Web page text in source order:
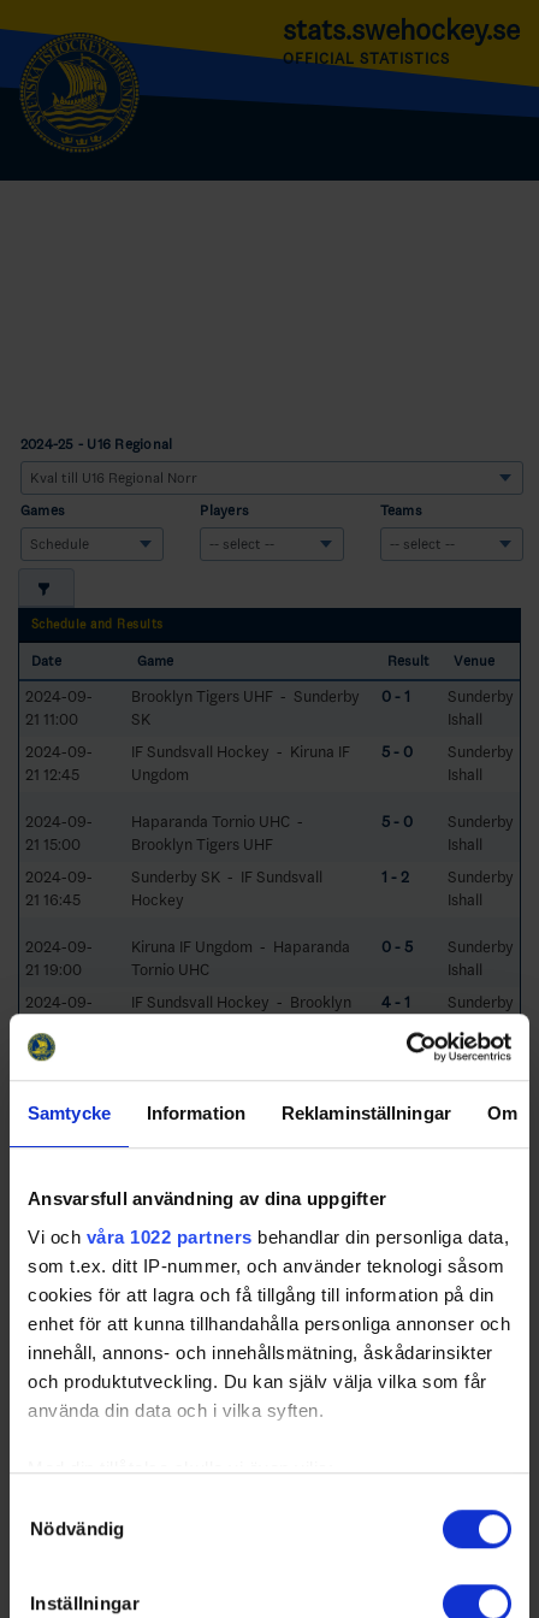
Samtycke Information Reklaminställningar Om
Ansvarsfull användning av dina uppgifter
Vi och våra 1022 partners behandlar din personliga data,
som t.ex. ditt IP-nummer, och använder teknologi såsom
cookies för att lagra och få tillgång till information på din
enhet för att kunna tillhandahålla personliga annonser och
innehåll, annons- och innehållsmätning, åskådarinsikter
och produktutveckling. Du kan själv välja vilka som får
använda din data och i vilka syften.
Med din tillåtelse skulle vi även vilja:
kan ha en noggrannhet på upp till flera meter
Nödvändig
Inställningar
stats.swehockey.se
OFFICIAL STATISTICS
2024-25 - U16 Regional
Games Players Teams
Schedule and Results
Date Game Result Venue
2024-09-
21 11:00
Brooklyn Tigers UHF - Sunderby
SK
0 - 1
Sunderby
Ishall
2024-09-
21 12:45
IF Sundsvall Hockey - Kiruna IF
Ungdom
5 - 0
Sunderby
Ishall
2024-09-
21 15:00
Haparanda Tornio UHC -
Brooklyn Tigers UHF
5 - 0
Sunderby
Ishall
2024-09-
21 16:45
Sunderby SK - IF Sundsvall
Hockey
1 - 2
Sunderby
Ishall
2024-09-
21 19:00
Kiruna IF Ungdom - Haparanda
Tornio UHC
0 - 5
Sunderby
Ishall
2024-09-
IF Sundsvall Hockey - Brooklyn
4 - 1
Sunderby
2024-09-
22 14:00
Sundsvall Hockey
Ishall
2024-09-
Brooklyn Tigers UHF - Kiruna IF
2 - 1
22 18:00
Sunderby SK - Haparanda Tornio
UHC
Sunderby
Ishall
Swehockey – Svenska Ishockeyförbundets officiella app
och statistik för samtliga ishockeyserier som spelas i
egna favoritlag i appen. För dina favoritlag kan du